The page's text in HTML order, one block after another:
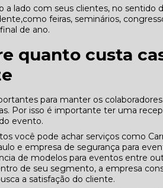
a lado com seus clientes, no sentido
feiras, seminários,
de ano.
quanto custa
para manter os
Por isso é importante ter uma
evento.
você pode achar serviços como
e empresa de segurança para
de modelos para eventos entre
de seu segmento, a empresa
a satisfação do cliente.